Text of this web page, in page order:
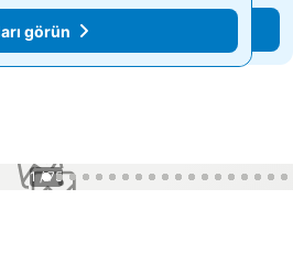
görün
görün
1 / 75